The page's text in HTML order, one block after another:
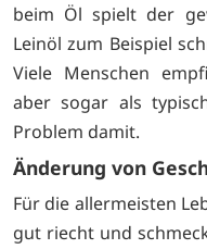
beim Öl spielt der
Leinöl zum Beispiel
Viele Menschen
aber sogar als
Problem damit.
Änderung von
Für die allermeisten
gut riecht und